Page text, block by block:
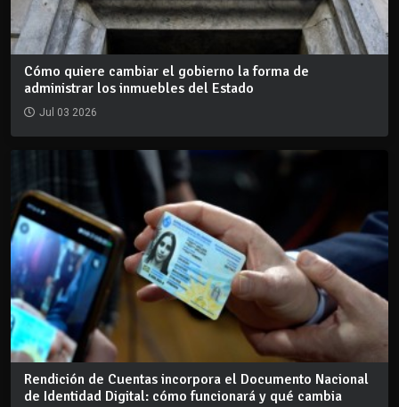
Cómo quiere cambiar el gobierno la forma de
administrar los inmuebles del Estado
Jul 03 2026
Rendición de Cuentas incorpora el Documento Nacional
de Identidad Digital: cómo funcionará y qué cambia